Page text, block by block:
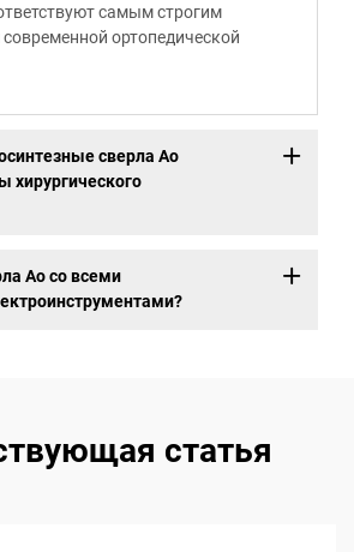
самым строгим
ортопедической
сверла Ao
хирургического
Ao со всеми
статья